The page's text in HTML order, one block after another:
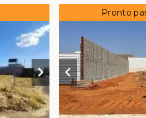
Pronto